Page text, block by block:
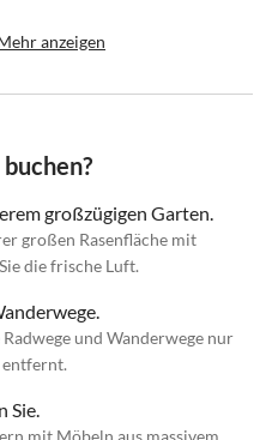
anzeigen
großzügigen Garten.
großen Rasenfläche mit
die frische Luft.
und Wanderwege nur
Sie.